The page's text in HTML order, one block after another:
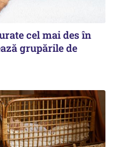
cel mai des în
grupările de